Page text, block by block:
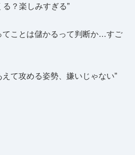
？楽しみすぎる”
てことは儲かるって判断か…すご
て攻める姿勢、嫌いじゃない”